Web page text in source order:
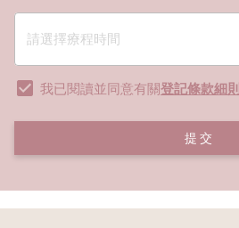
我已閱讀並同意有關登記條款細則
提交